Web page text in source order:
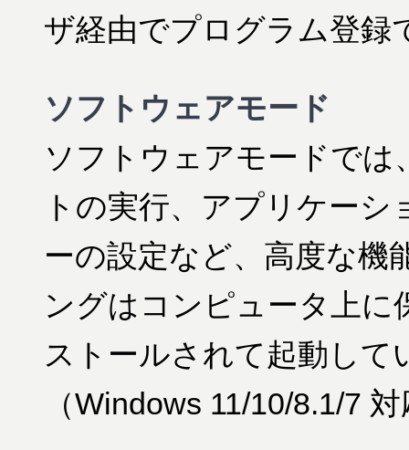
ザ経由でプログラム登録
ソフトウェアモード
ソフトウェアモードで
トの実行、アプリケー
ーの設定など、高度な機
ングはコンピュータ上に
ストールされて起動して
（Windows 11/10/8.1/7